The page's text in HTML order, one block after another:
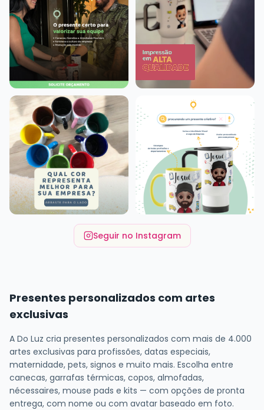
Seguir no Instagram
Presentes personalizados com artes
exclusivas
A Do Luz cria presentes personalizados com mais de 4.000
artes exclusivas para profissões, datas especiais,
maternidade, pets, signos e muito mais. Escolha entre
canecas, garrafas térmicas, copos, almofadas,
nécessaires, mouse pads e kits — com opções de pronta
entrega, com nome ou com avatar baseado em foto.